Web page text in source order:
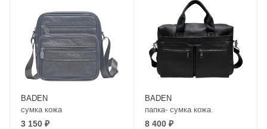
BADEN
сумка кожа
3 150 ₽
BADEN
папка- сумка кожа
8 400 ₽